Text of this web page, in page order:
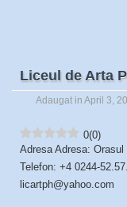
Liceul de Arta
Adaugat in April 3,
0(0)
Adresa Adresa:
Telefon: +4 0244-
licartph@yahoo.com